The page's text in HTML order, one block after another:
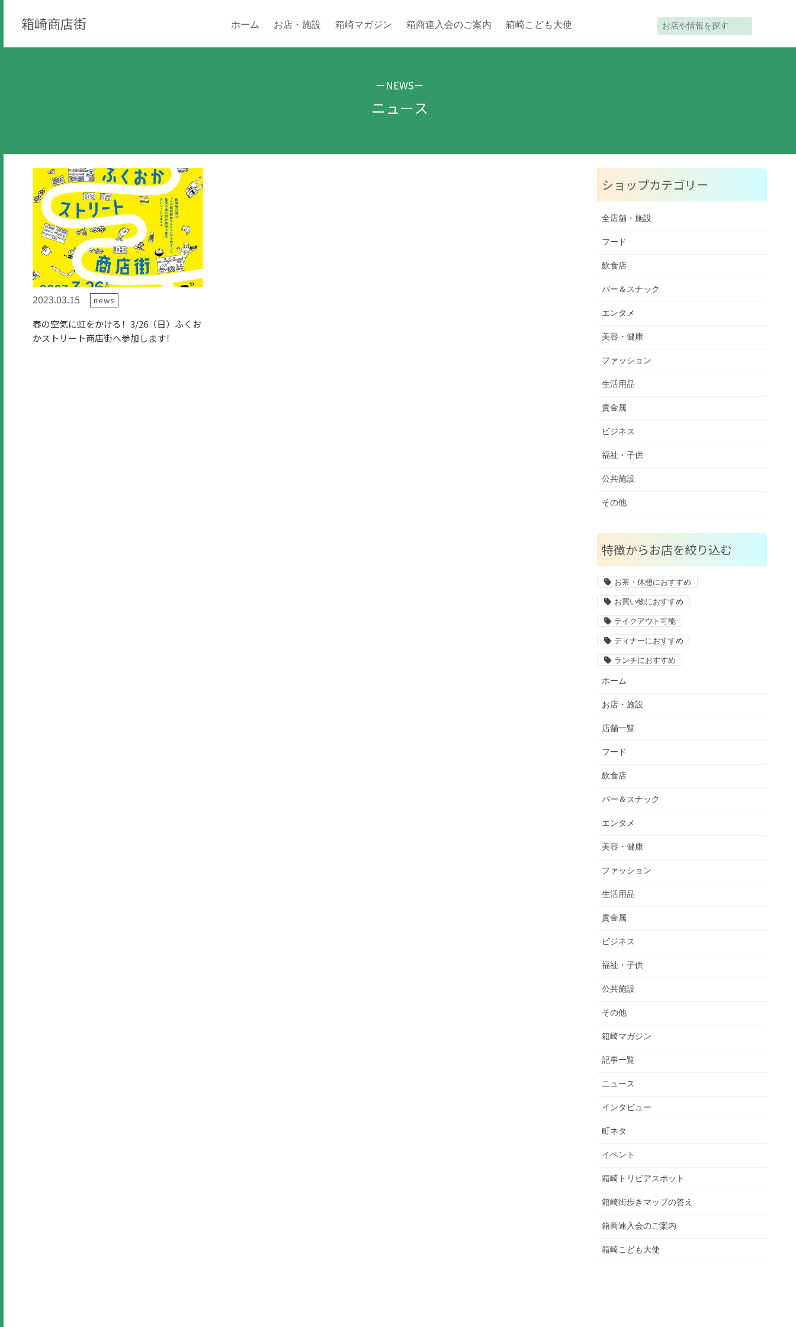
箱崎商店街 ホーム お店・施設 箱崎マガジン 箱商連入会のご案内 箱崎こども大使
－NEWS－
ニュース
2023.03.15 news
春の空気に虹をかける！3/26（日）ふくお
かストリート商店街へ参加します！
ショップカテゴリー
全店舗・施設
フード
飲食店
バー＆スナック
エンタメ
美容・健康
ファッション
生活用品
貴金属
ビジネス
福祉・子供
公共施設
その他
特徴からお店を絞り込む
お茶・休憩におすすめ
お買い物におすすめ
テイクアウト可能
ディナーにおすすめ
ランチにおすすめ
ホーム
お店・施設
店舗一覧
フード
飲食店
バー＆スナック
エンタメ
美容・健康
ファッション
生活用品
貴金属
ビジネス
福祉・子供
公共施設
その他
箱崎マガジン
記事一覧
ニュース
インタビュー
町ネタ
イベント
箱崎トリビアスポット
箱崎街歩きマップの答え
箱商連入会のご案内
箱崎こども大使